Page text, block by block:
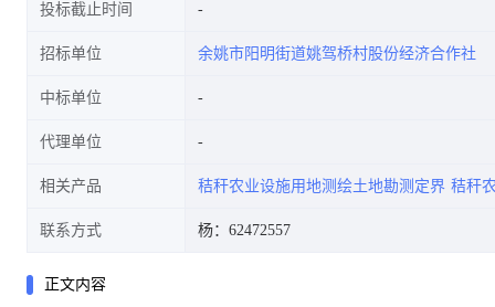
投标截止时间
招标单位 余姚市阳明街道姚驾桥村股份经济合作社
中标单位
代理单位
相关产品 秸秆农业设施用地测绘土地勘测定界 秸秆
联系方式 杨：62472557
正文内容